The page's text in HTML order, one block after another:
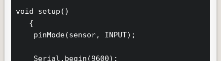
void setup()
   {
    pinMode(sensor, INPUT);
    Serial.begin(9600);